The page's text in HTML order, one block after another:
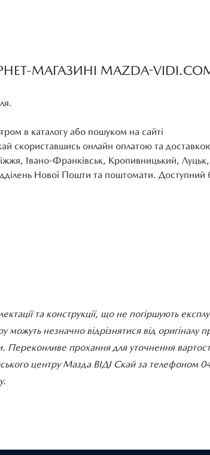
МАГАЗИНІ MAZDA-
в каталогу або пошуком на сайті
скориставшись онлайн оплатою та
Івано-Франківськ, Кропивницький,
Нової Пошти та поштомати. Доступний
та конструкції, що не погіршують
незначно відрізнятися від оригіналу
Переконливе прохання для уточнення
центру Мазда ВІДІ Скай за